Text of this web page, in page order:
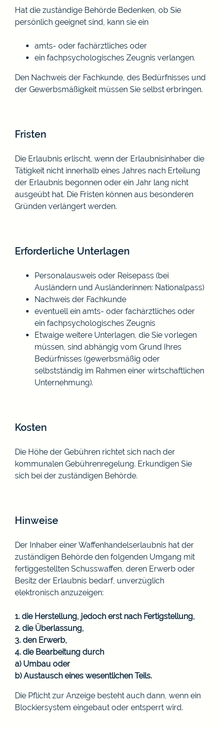
Hat die zuständige Behörde Bedenken, ob Sie
persönlich geeignet sind, kann sie ein
amts- oder fachärztliches oder
ein fachpsychologisches Zeugnis verlangen.
Den Nachweis der Fachkunde, des Bedürfnisses und
der Gewerbsmäßigkeit müssen Sie selbst erbringen.
Fristen
Die Erlaubnis erlischt, wenn der Erlaubnisinhaber die
Tätigkeit nicht innerhalb eines Jahres nach Erteilung
der Erlaubnis begonnen oder ein Jahr lang nicht
ausgeübt hat. Die Fristen können aus besonderen
Gründen verlängert werden.
Erforderliche Unterlagen
Personalausweis oder Reisepass (bei
Ausländern und Ausländerinnen: Nationalpass)
Nachweis der Fachkunde
eventuell ein amts- oder fachärztliches oder
ein fachpsychologisches Zeugnis
Etwaige weitere Unterlagen, die Sie vorlegen
müssen, sind abhängig vom Grund Ihres
Bedürfnisses (gewerbsmäßig oder
selbstständig im Rahmen einer wirtschaftlichen
Unternehmung).
Kosten
Die Höhe der Gebühren richtet sich nach der
kommunalen Gebührenregelung. Erkundigen Sie
sich bei der zuständigen Behörde.
Hinweise
Der Inhaber einer Waffenhandelserlaubnis hat der
zuständigen Behörde den folgenden Umgang mit
fertiggestellten Schusswaffen, deren Erwerb oder
Besitz der Erlaubnis bedarf, unverzüglich
elektronisch anzuzeigen:
1. die Herstellung, jedoch erst nach Fertigstellung,
2. die Überlassung,
3. den Erwerb,
4. die Bearbeitung durch
a) Umbau oder
b) Austausch eines wesentlichen Teils.
Die Pflicht zur Anzeige besteht auch dann, wenn ein
Blockiersystem eingebaut oder entsperrt wird.